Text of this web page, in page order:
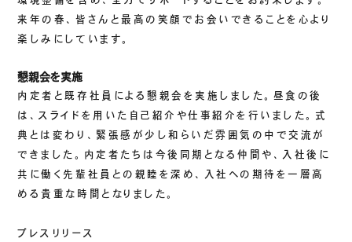
ACCESS
アクセス
CONTACT
お問い合わせ
来年の春、皆さんと最高の笑顔でお会いできることを心より
楽しみにしています。
懇親会を実施
内定者と既存社員による懇親会を実施しました。昼食の後
は、スライドを用いた自己紹介や仕事紹介を行いました。式
典とは変わり、緊張感が少し和らいだ雰囲気の中で交流が
できました。内定者たちは今後同期となる仲間や、入社後に
共に働く先輩社員との親睦を深め、入社への期待を一層高
める貴重な時間となりました。
プレスリリース